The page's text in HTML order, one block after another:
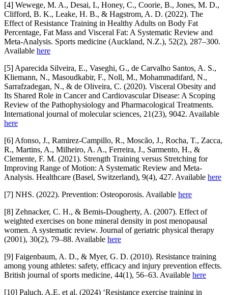
[4] Wewege, M. A., Desai, I., Honey, C., Coorie, B., Jones, M. D.,
Clifford, B. K., Leake, H. B., & Hagstrom, A. D. (2022). The
Effect of Resistance Training in Healthy Adults on Body Fat
Percentage, Fat Mass and Visceral Fat: A Systematic Review and
Meta-Analysis. Sports medicine (Auckland, N.Z.), 52(2), 287–300.
Available here
[5] Aparecida Silveira, E., Vaseghi, G., de Carvalho Santos, A. S.,
Kliemann, N., Masoudkabir, F., Noll, M., Mohammadifard, N.,
Sarrafzadegan, N., & de Oliveira, C. (2020). Visceral Obesity and
Its Shared Role in Cancer and Cardiovascular Disease: A Scoping
Review of the Pathophysiology and Pharmacological Treatments.
International journal of molecular sciences, 21(23), 9042. Available
here
[6] Afonso, J., Ramirez-Campillo, R., Moscão, J., Rocha, T., Zacca,
R., Martins, A., Milheiro, A. A., Ferreira, J., Sarmento, H., &
Clemente, F. M. (2021). Strength Training versus Stretching for
Improving Range of Motion: A Systematic Review and Meta-
Analysis. Healthcare (Basel, Switzerland), 9(4), 427. Available here
[7] NHS. (2022). Prevention: Osteoporosis. Available here
[8] Zehnacker, C. H., & Bemis-Dougherty, A. (2007). Effect of
weighted exercises on bone mineral density in post menopausal
women. A systematic review. Journal of geriatric physical therapy
(2001), 30(2), 79–88. Available here
[9] Faigenbaum, A. D., & Myer, G. D. (2010). Resistance training
among young athletes: safety, efficacy and injury prevention effects.
British journal of sports medicine, 44(1), 56–63. Available here
[10] Paluch, A.E. et al. (2024) ‘Resistance exercise training in